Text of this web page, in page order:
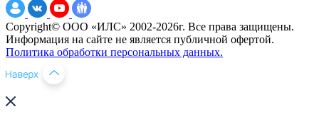
Copyright© ООО «ИЛС» 2002-2026г. Все права защищены.
Информация на сайте не является публичной офертой.
Политика обработки персональных данных.